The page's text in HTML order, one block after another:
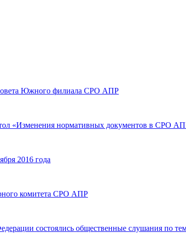
Совета Южного филиала СРО АПР
«Изменения нормативных документов в СРО
2016 года
комитета СРО АПР
состоялись общественные слушания по